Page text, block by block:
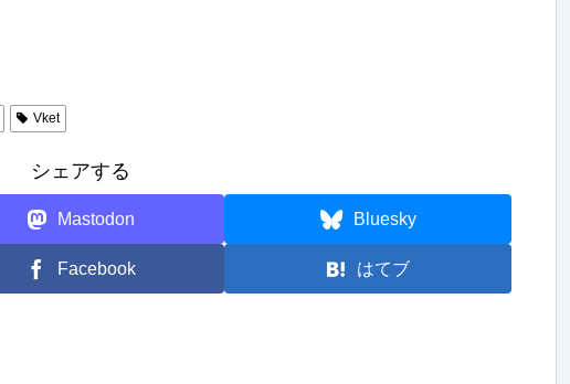
Vket
シェアする
Mastodon Bluesky
Facebook はてブ